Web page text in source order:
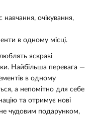
навчання, очікування,
в одному місці.
яскраві
Найбільша перевага —
в одному
а непомітно для себе
та отримує нові
чудовим подарунком,